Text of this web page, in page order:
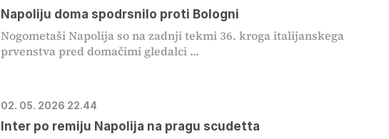
Napoliju doma spodrsnilo proti Bologni
Nogometaši Napolija so na zadnji tekmi 36. kroga italijanskega
prvenstva pred domačimi gledalci ...
02. 05. 2026 22.44
Inter po remiju Napolija na pragu scudetta